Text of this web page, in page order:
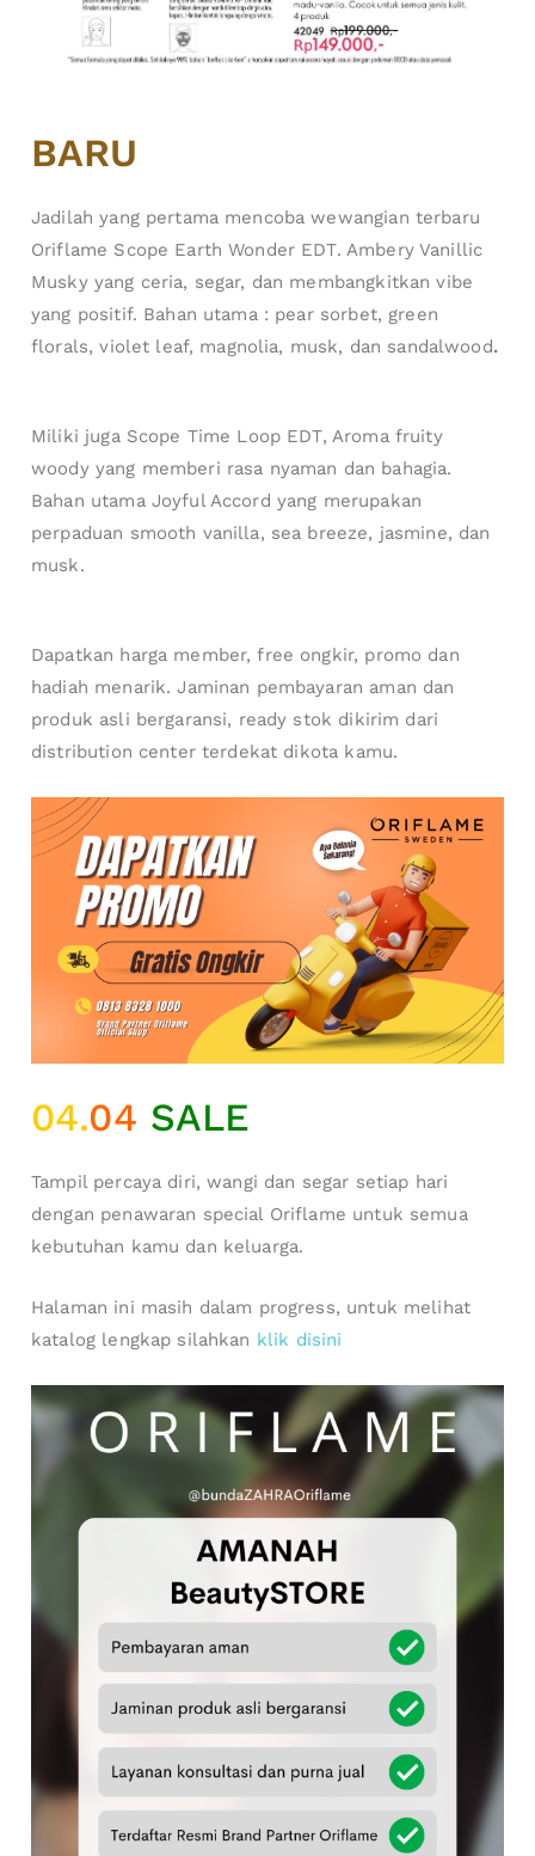
BARU
Jadilah yang pertama mencoba wewangian terbaru
Oriflame Scope Earth Wonder EDT. Ambery Vanillic
Musky yang ceria, segar, dan membangkitkan vibe
yang positif. Bahan utama : pear sorbet, green
florals, violet leaf, magnolia, musk, dan sandalwood.
Miliki juga Scope Time Loop EDT, Aroma fruity
woody yang memberi rasa nyaman dan bahagia.
Bahan utama Joyful Accord yang merupakan
perpaduan smooth vanilla, sea breeze, jasmine, dan
musk.
Dapatkan harga member, free ongkir, promo dan
hadiah menarik. Jaminan pembayaran aman dan
produk asli bergaransi, ready stok dikirim dari
distribution center terdekat dikota kamu.
04.04 SALE
Tampil percaya diri, wangi dan segar setiap hari
dengan penawaran special Oriflame untuk semua
kebutuhan kamu dan keluarga.
Halaman ini masih dalam progress, untuk melihat
katalog lengkap silahkan klik disini